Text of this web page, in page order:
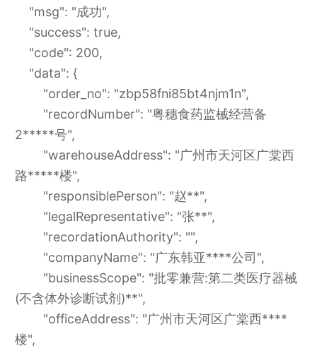
"msg": "成功",
"success": true,
"code": 200,
"data": {
"order_no": "zbp58fni85bt4njm1n",
"recordNumber": "粤穗食药监械经营备
2*****号",
"warehouseAddress": "广州市天河区广棠西
路*****楼",
"responsiblePerson": "赵**",
"legalRepresentative": "张**",
"recordationAuthority": "",
"companyName": "广东韩亚****公司",
"businessScope": "批零兼营:第二类医疗器械
(不含体外诊断试剂)**",
"officeAddress": "广州市天河区广棠西****
楼",